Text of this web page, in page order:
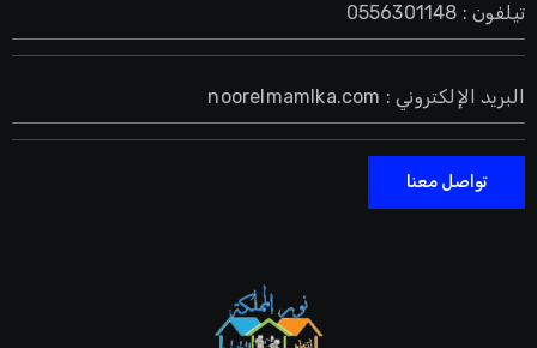
تيلفون : 0556301148
البريد الإلكتروني : noorelmamlka.com
تواصل معنا